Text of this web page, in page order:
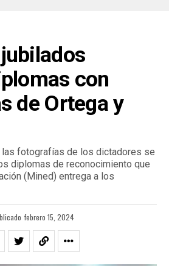
con
de Ortega y
las fotografías de los dictadores se
diplomas de reconocimiento que
(Mined) entrega a los
febrero 15, 2024